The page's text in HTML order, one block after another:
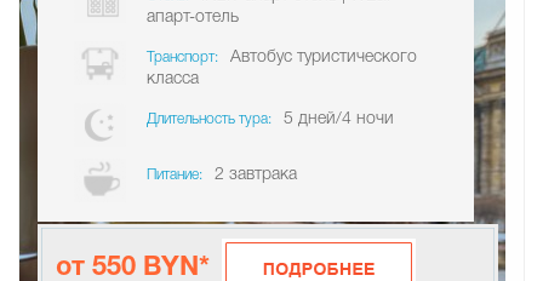
апарт-отель
Транспорт:
Автобус туристического
класса
Длительность тура: 5 дней/4 ночи
Питание: 2 завтрака
от 550 BYN*